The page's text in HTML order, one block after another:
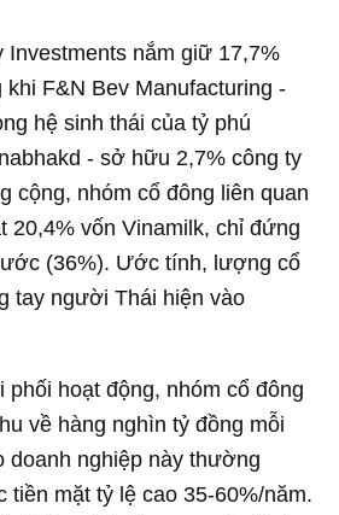
Investments nắm giữ 17,7%
khi F&N Bev Manufacturing -
hệ sinh thái của tỷ phú
- sở hữu 2,7% công ty
cộng, nhóm cổ đông liên quan
20,4% vốn Vinamilk, chỉ đứng
(36%). Ước tính, lượng cổ
tay người Thái hiện vào
phối hoạt động, nhóm cổ đông
về hàng nghìn tỷ đồng mỗi
doanh nghiệp này thường
tiền mặt tỷ lệ cao 35-60%/năm.